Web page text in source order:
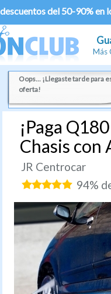
del 50-90% en
Más
Oops... ¡Llegaste tarde para
oferta!
¡Paga
Chasis con
JR Centrocar
94%